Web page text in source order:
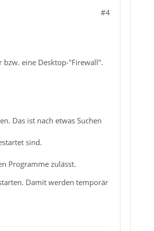
#4
eine Desktop-"Firewall".
Das ist nach etwas Suchen
sind.
Programme zulässt.
Damit werden temporär